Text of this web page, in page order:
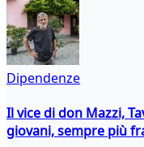
Dipendenze
Il vice di don Mazzi,
giovani, sempre più